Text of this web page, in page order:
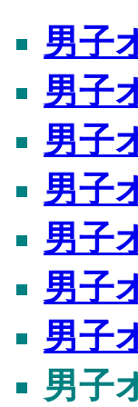
男子
男子
男子
男子
男子
男子
男子
男子